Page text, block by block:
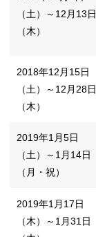
（土）～12月13日
（木）
2018年12月15日
（土）～12月28日
（木）
2019年1月5日
（土）～1月14日
（月・祝）
2019年1月17日
（木）～1月31日